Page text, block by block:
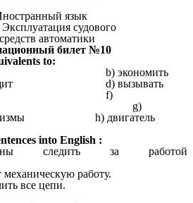
язык
судового
автоматики
билет №10
to:
b) экономить
щит d) вызывать
f)
g)
механизмы h) двигатель
into English :
следить за работой
работу.
все цепи.